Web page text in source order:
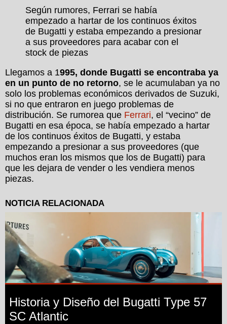
Según rumores, Ferrari se había
empezado a hartar de los continuos éxitos
de Bugatti y estaba empezando a presionar
a sus proveedores para acabar con el
stock de piezas
Llegamos a 1995, donde Bugatti se encontraba ya
en un punto de no retorno, se le acumulaban ya no
solo los problemas económicos derivados de Suzuki,
si no que entraron en juego problemas de
distribución. Se rumorea que Ferrari, el “vecino” de
Bugatti en esa época, se había empezado a hartar
de los continuos éxitos de Bugatti, y estaba
empezando a presionar a sus proveedores (que
muchos eran los mismos que los de Bugatti) para
que les dejara de vender o les vendiera menos
piezas.
Historia y Diseño del Bugatti Type 57
SC Atlantic